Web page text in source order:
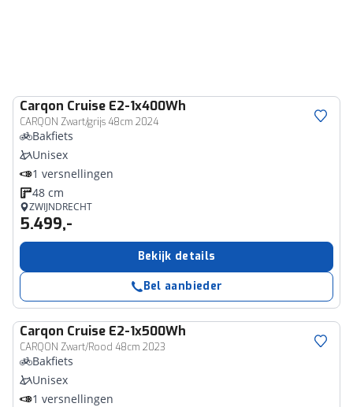
Carqon Cruise E2-1x400Wh
CARQON Zwart/grijs 48cm 2024
Bakfiets
Unisex
1 versnellingen
48 cm
ZWIJNDRECHT
5.499,-
Bekijk details
Bel aanbieder
Carqon Cruise E2-1x500Wh
CARQON Zwart/Rood 48cm 2023
Bakfiets
Unisex
1 versnellingen